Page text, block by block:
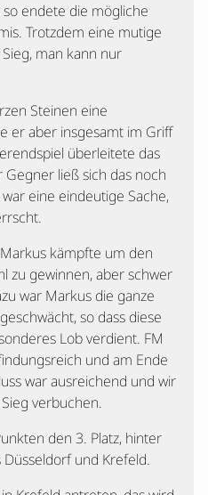
endete die mögliche
Trotzdem eine mutige
man kann nur
Steinen eine
er aber insgesamt im Griff
überleitete das
Gegner ließ sich das noch
eine eindeutige Sache,
kämpfte um den
zu gewinnen, aber schwer
war Markus die ganze
so dass diese
Lob verdient. FM
und am Ende
war ausreichend und wir
verbuchen.
den 3. Platz, hinter
und Krefeld.